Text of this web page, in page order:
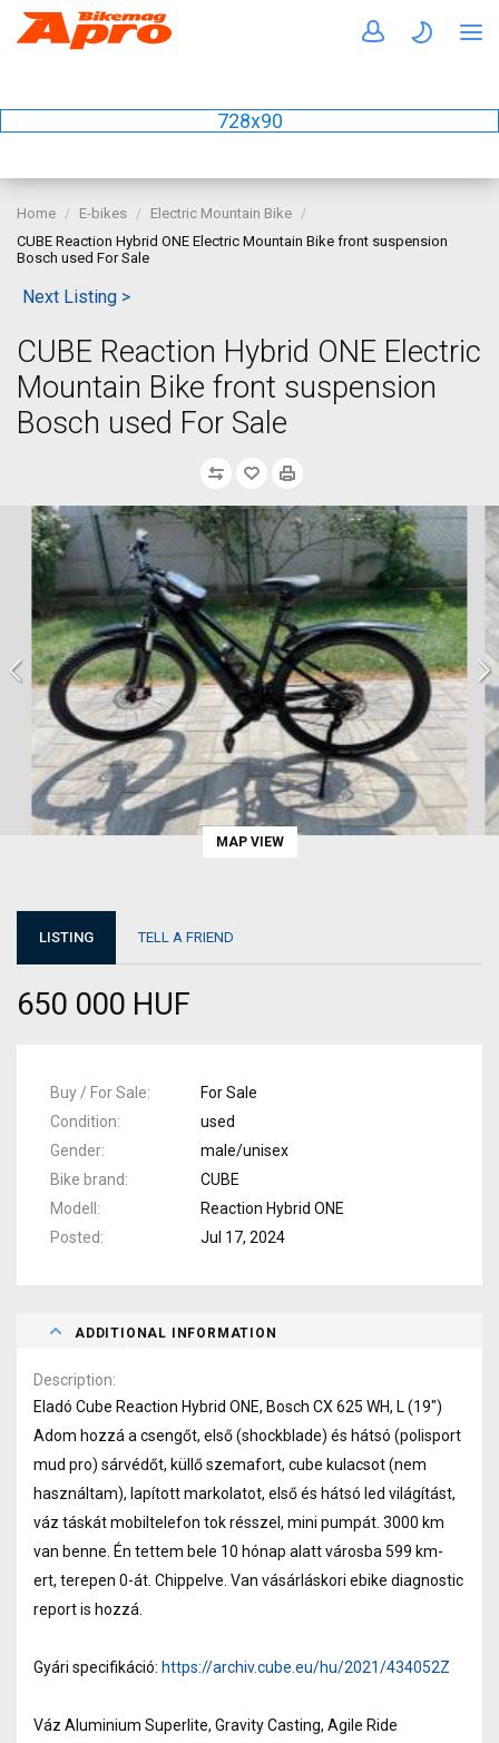
728x90
Home E-bikes
Electric Mountain Bike
CUBE Reaction Hybrid ONE Electric Mountain Bike front suspension
Bosch used For Sale
Next Listing >
CUBE Reaction Hybrid ONE Electric
Mountain Bike front suspension
Bosch used For Sale
MAP VIEW
LISTING TELL A FRIEND
650 000 HUF
Buy / For Sale
For Sale
Condition
used
Gender
male/unisex
Bike brand
CUBE
Modell
Reaction Hybrid ONE
Posted
Jul 17, 2024
ADDITIONAL INFORMATION
Description
Eladó Cube Reaction Hybrid ONE, Bosch CX 625 WH, L (19")
Adom hozzá a csengőt, első (shockblade) és hátsó (polisport
mud pro) sárvédőt, küllő szemafort, cube kulacsot (nem
használtam), lapított markolatot, első és hátsó led világítást,
váz táskát mobiltelefon tok résszel, mini pumpát. 3000 km
van benne. Én tettem bele 10 hónap alatt városba 599 km-
ert, terepen 0-át. Chippelve. Van vásárláskori ebike diagnostic
report is hozzá.
Gyári specifikáció: https://archiv.cube.eu/hu/2021/434052Z
Váz Aluminium Superlite, Gravity Casting, Agile Ride